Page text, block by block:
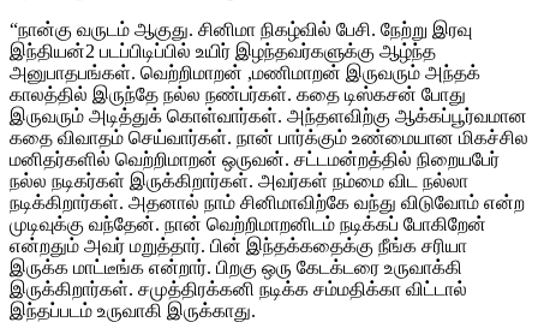
“நான்கு வருடம் ஆகுது. சினிமா நிகழ்வில் பேசி. நேற்று இரவு
இந்தியன்2 படப்பிடிப்பில் உயிர் இழந்தவர்களுக்கு ஆழ்ந்த
அனுபாதபங்கள். வெற்றிமாறன் ,மணிமாறன் இருவரும் அந்தக்
காலத்தில் இருந்தே நல்ல நண்பர்கள். கதை டிஸ்கசன் போது
இருவரும் அடித்துக் கொள்வார்கள். அந்தளவிற்கு ஆக்கப்பூர்வமான
கதை விவாதம் செய்வார்கள். நான் பார்க்கும் உண்மையான மிகச்சில
மனிதர்களில் வெற்றிமாறன் ஒருவன். சட்டமன்றத்தில் நிறையபேர்
நல்ல நடிகர்கள் இருக்கிறார்கள். அவர்கள் நம்மை விட நல்லா
நடிக்கிறார்கள். அதனால் நாம் சினிமாவிற்கே வந்து விடுவோம் என்ற
முடிவுக்கு வந்தேன். நான் வெற்றிமாறனிடம் நடிக்கப் போகிறேன்
என்றதும் அவர் மறுத்தார். பின் இந்தக்கதைக்கு நீங்க சரியா
இருக்க மாட்டீங்க என்றார். பிறகு ஒரு கேடக்டரை உருவாக்கி
இருக்கிறார்கள். சமுத்திரக்கனி நடிக்க சம்மதிக்கா விட்டால்
இந்தப்படம் உருவாகி இருக்காது.